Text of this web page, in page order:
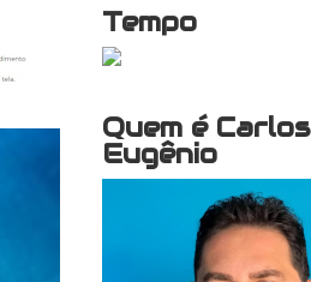
Tempo
Quem é Carlos
Eugênio